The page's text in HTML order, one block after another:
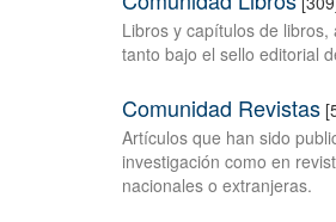
Libros y capítulos de
tanto bajo el sello editorial
Comunidad Revistas
Artículos que han sido
investigación como en
nacionales o extranjeras.